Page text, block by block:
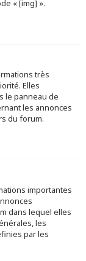
« [img] ».
très
Elles
le panneau de
les annonces
du forum.
importantes
dans lequel elles
les
par les